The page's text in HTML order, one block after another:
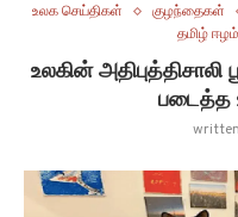
உலக செய்திகள்
குழந்தைகள்
தமிழ் ஈழம்
உலகின்
படைத்த